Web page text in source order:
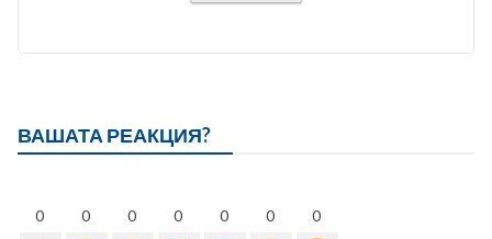
ВАШАТА РЕАКЦИЯ?
0 0 0 0 0 0 0